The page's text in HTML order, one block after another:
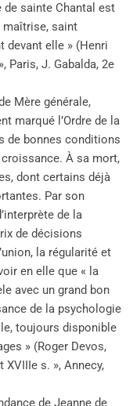
de sainte Chantal est
maîtrise, saint
devant elle » (Henri
Paris, J. Gabalda, 2e
Mère générale,
marqué l’Ordre de la
de bonnes conditions
croissance. À sa mort,
dont certains déjà
Par son
de la
de décisions
la régularité et
en elle que « la
avec un grand bon
de la psychologie
toujours disponible
» (Roger Devos,
XVIIIe s. », Annecy,
de Jeanne de